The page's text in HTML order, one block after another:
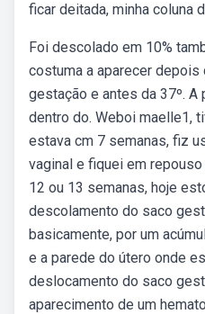
ficar deitada, minha coluna
Foi descolado em 10%
costuma a aparecer depois
gestação e antes da 37º. A
dentro do. Weboi maelle1,
estava cm 7 semanas, fiz
vaginal e fiquei em
12 ou 13 semanas, hoje
descolamento do saco
basicamente, por um
e a parede do útero onde
deslocamento do saco
aparecimento de um